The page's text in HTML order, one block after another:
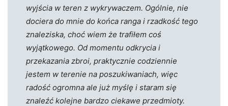
wyjścia w teren z wykrywaczem. Ogólnie, nie
dociera do mnie do końca ranga i rzadkość tego
znaleziska, choć wiem że trafiłem coś
wyjątkowego. Od momentu odkrycia i
przekazania zbroi, praktycznie codziennie
jestem w terenie na poszukiwaniach, więc
radość ogromna ale już myślę i staram się
znaleźć kolejne bardzo ciekawe przedmioty.